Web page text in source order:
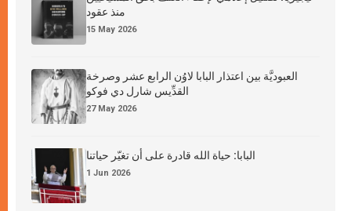
منذ عقود
15 May 2026
العبوديَّة بين اعتذار البابا لاوُن الرابع عشر وصرخة
القدِّيس شارل دي فوكو
27 May 2026
البابا: حياة الله قادرة على أن تغيّر حياتنا
1 Jun 2026